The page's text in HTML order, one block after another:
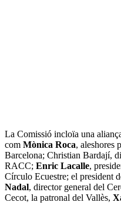
La Comissió incloïa una
com Mònica Roca, aleshores
Barcelona; Christian Bardají,
RACC; Enric Lacalle,
Círculo Ecuestre; el president
Nadal, director general del
Cecot, la patronal del Vallès,